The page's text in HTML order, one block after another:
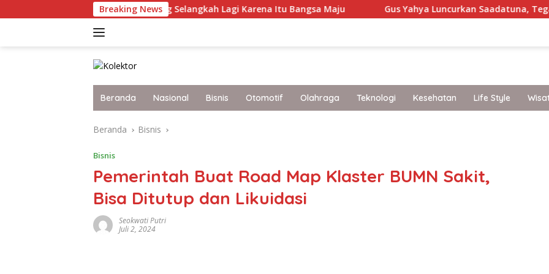
ke
Breaking News
Terkini Malaysia yang Selangkah Lagi Karena Itu Bangsa Maju Gus Yahya Luncurkan Saadatuna, Tegaskan 5
Beranda Nasional Bisnis Otomotif Olahraga Teknologi Kesehatan Life Style
Beranda Bisnis
Bisnis
Pemerintah Buat Road Map Klaster BUMN Sakit,
Bisa Ditutup dan Likuidasi
Seokwati Putri
Juli 2, 2024